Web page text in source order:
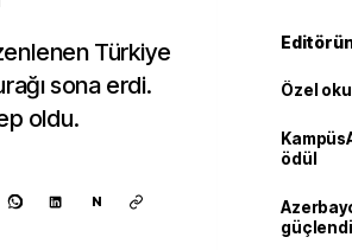
Türkiye
sona erdi.
oldu.
N
Özel
ödül